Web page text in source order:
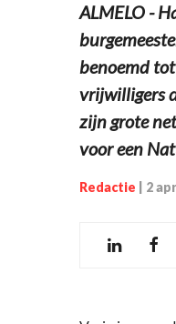
ALMELO -
benoemd
vrijwilligers
zijn grote
voor een
Redactie 2